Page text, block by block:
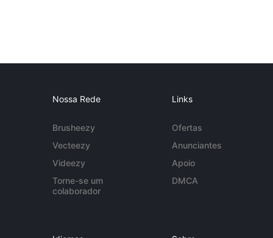
Nossa Rede
Brusheezy
Vecteezy
Videezy
Torne-se um
colaborador
Links
Ofertas
Anunciantes
Apoio
DMCA